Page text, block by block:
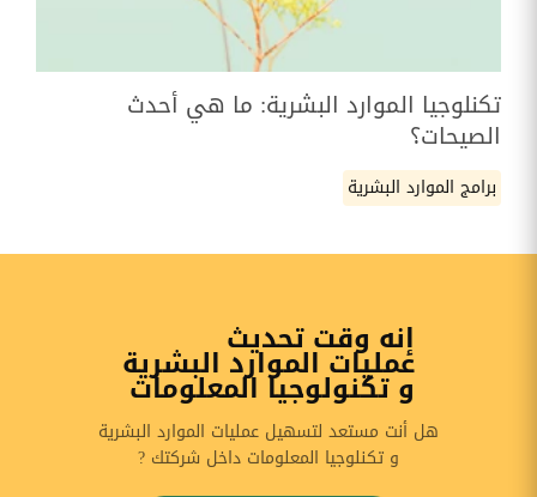
تكنلوجيا الموارد البشرية: ما هي أحدث
الصيحات؟
برامج الموارد البشرية
إنه وقت تحديث
عمليات الموارد البشرية
و تكنولوجيا المعلومات
هل أنت مستعد لتسهيل عمليات الموارد البشرية
و تكنلوجيا المعلومات داخل شركتك ?